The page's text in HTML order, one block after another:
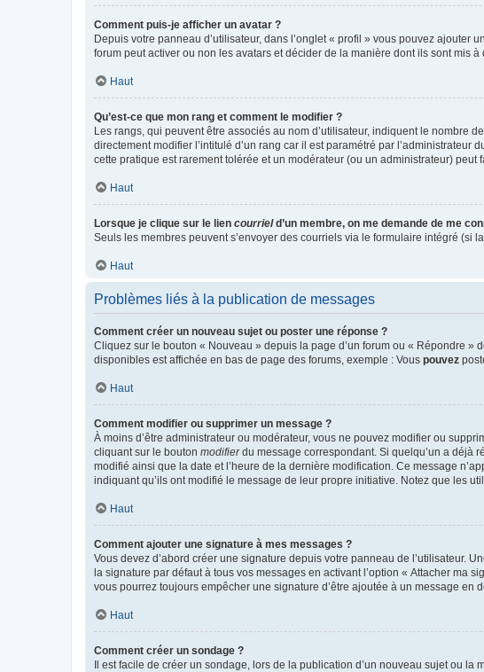
Comment puis-je afficher un avatar ?
Depuis votre panneau d’utilisateur, dans l’onglet « profil » vous pouvez ajouter
forum peut activer ou non les avatars et décider de la manière dont ils sont mis
Haut
Qu’est-ce que mon rang et comment le modifier ?
Les rangs, qui peuvent être associés au nom d’utilisateur, indiquent le nombre
directement modifier l’intitulé d’un rang car il est paramétré par
cette pratique est rarement tolérée et un modérateur (ou un administrateur)
Haut
Lorsque je clique sur le lien courrield’un membre, on me demande de me
Seuls les membres peuvent s’envoyer des courriels via le formulaire intégré (si
Haut
Problèmes liés à la publication de messages
Comment créer un nouveau sujet ou poster une réponse ?
Cliquez sur le bouton « Nouveau » depuis la page d’un forum ou « Répondre »
disponibles est affichée en bas de page des forums, exemple : Vous pouvez
Haut
Comment modifier ou supprimer un message ?
À moins d’être administrateur ou modérateur, vous ne pouvez modifier ou
cliquant sur le bouton modifierdu message correspondant. Si quelqu’un a déjà
modifié ainsi que la date et l’heure de la dernière modification. Ce message
indiquant qu’ils ont modifié le message de leur propre initiative. Notez que les
Haut
Comment ajouter une signature à mes messages ?
Vous devez d’abord créer une signature depuis votre panneau de l’utilisateur.
la signature par défaut à tous vos messages en activant l’option « Attacher ma
vous pourrez toujours empêcher une signature d’être ajoutée à un message en
Haut
Comment créer un sondage ?
Il est facile de créer un sondage, lors de la publication d’un nouveau sujet ou